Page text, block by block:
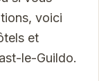
voici
et
le-Guildo.